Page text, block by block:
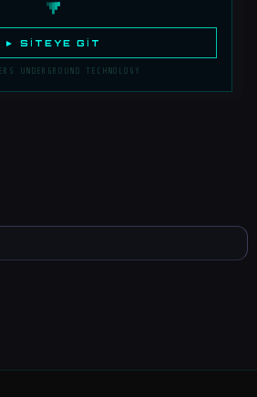
► SITEYE GIT
UNDERGROUND TECHNOLOGY